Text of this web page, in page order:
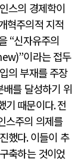
스의 경제학이
혁주의적 지적
“신자유주의
이라는 접두
의 부재를 주장
를 달성하기 위
기 때문이다.전
스주의 의제를
했다.이들이 추
축하는 것이었